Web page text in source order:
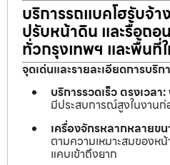
บริการรถแบคโฮรับจ้า
ปรับหน้าดิน และรื้อถอ
ทั่วกรุงเทพฯ และพื้น
จุดเด่นและรายละเอียดการบริก
บริการรวดเร็ว ตรงเวลา:
มีประสบการณ์สูงในงาน
เครื่องจักรหลากหลายข
ตามความเหมาะสมของห
แคบเข้าถึงยาก